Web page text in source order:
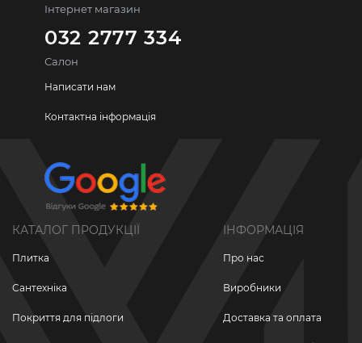
Інтернет магазин
032 2777 334
Салон
Написати нам
Контактна інформація
КАТАЛОГ ПРОДУКЦІЇ
Плитка
Сантехніка
Покриття для підлоги
ІНФОРМАЦІЯ
Про нас
Виробники
Доставка та оплата